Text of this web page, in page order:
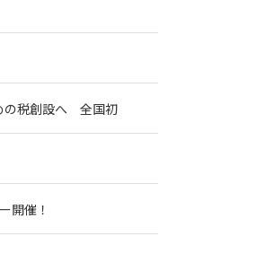
の税創設へ 全国初
開催！